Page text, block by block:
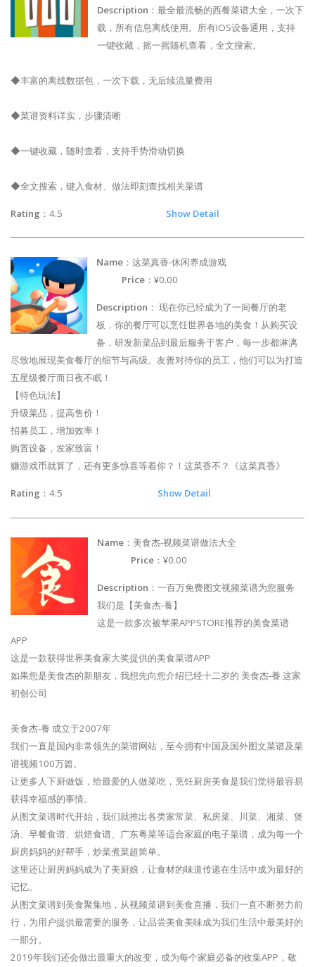
Description ：最全最流畅的西餐菜谱大全，一次下
载，所有信息离线使用。所有IOS设备通用，支持
一键收藏，摇一摇随机查看，全文搜索。
◆丰富的离线数据包，一次下载，无后续流量费用
◆菜谱资料详实，步骤清晰
◆一键收藏，随时查看，支持手势滑动切换
◆全文搜索，键入食材、做法即刻查找相关菜谱
Rating ：4.5 Show Detail
Name ：这菜真香-休闲养成游戏
Price ：¥0.00
Description ： 现在你已经成为了一间餐厅的老
板，你的餐厅可以烹饪世界各地的美食！从购买设
备，研发新菜品到最后服务于客户，每一步都淋漓
尽致地展现美食餐厅的细节与高级。友善对待你的员工，他们可以为打造
五星级餐厅而日夜不眠！
【特色玩法】
升级菜品，提高售价！
招募员工，增加效率！
购置设备，发家致富！
赚游戏币就算了，还有更多惊喜等着你？！这菜香不？《这菜真香》
Rating ：4.5 Show Detail
Name ：美食杰-视频菜谱做法大全
Price ：¥0.00
Description ：一百万免费图文视频菜谱为您服务
我们是【美食杰-養】
这是一款多次被苹果APPSTORE推荐的美食菜谱
APP
这是一款获得世界美食家大奖提供的美食菜谱APP
如果您是美食杰的新朋友，我想先向您介绍已经十二岁的 美食杰-養 这家
初创公司
美食杰-養 成立于2007年
我们一直是国内非常领先的菜谱网站，至今拥有中国及国外图文菜谱及菜
谱视频100万篇。
让更多人下厨做饭，给最爱的人做菜吃，烹饪厨房美食是我们觉得最容易
获得幸福感的事情。
从图文菜谱时代开始，我们就推出各类家常菜、私房菜、川菜、湘菜、煲
汤、早餐食谱、烘焙食谱、广东粤菜等适合家庭的电子菜谱，成为每一个
厨房妈妈的好帮手，炒菜煮菜超简单。
这里还让厨房妈妈成为了美厨娘，让食材的味道传递在生活中成为最好的
记忆。
从图文菜谱到美食聚集地，从视频菜谱到美食直播，我们一直不断努力前
行，为用户提供最需要的服务，让品尝美食美味成为我们生活中最美好的
一部分。
2019年我们还会做出最重大的改变，成为每个家庭必备的收集APP，敬